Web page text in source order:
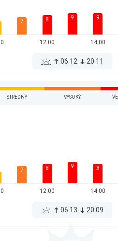
7 8
12:00
9 9
14:00
06:12 20:11
STREDNÝ VYSOKÝ
7 8
12:00
9 8
14:00
06:13 20:09